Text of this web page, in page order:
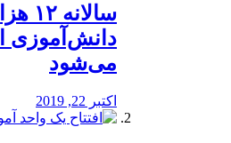
دانش‌آموزی
می‌شود
اکتبر 22, 2019